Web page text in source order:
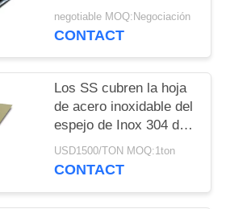
de encargo de la alta
dureza segura de la
negotiable MOQ:Negociación
CONTACT
Los SS cubren la hoja
de acero inoxidable del
espejo de Inox 304 del
negro 201 del oro para
la decoración exterior
USD1500/TON MOQ:1ton
CONTACT